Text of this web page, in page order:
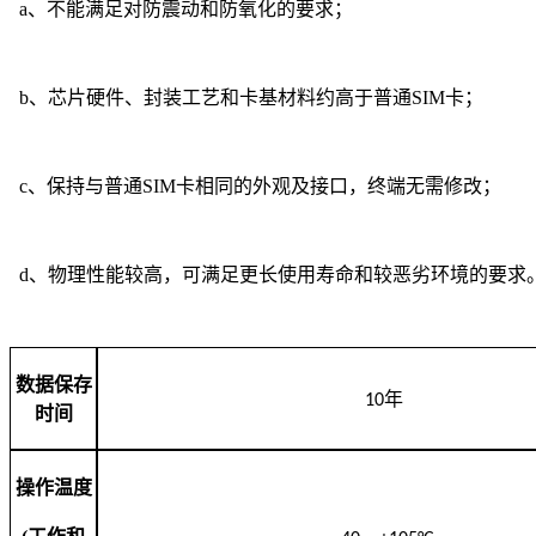
a、不能满足对防震动和防氧化的要求；
b、芯片硬件、封装工艺和卡基材料约高于普通SIM卡；
c、保持与普通SIM卡相同的外观及接口，终端无需修改；
d、物理性能较高，可满足更长使用寿命和较恶劣环境的要求
数据保存
时间
10年
操作温度